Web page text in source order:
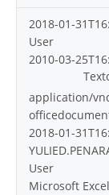
2018-01-
User
2010-03-
application/
2018-01-
User
Microsoft Excel